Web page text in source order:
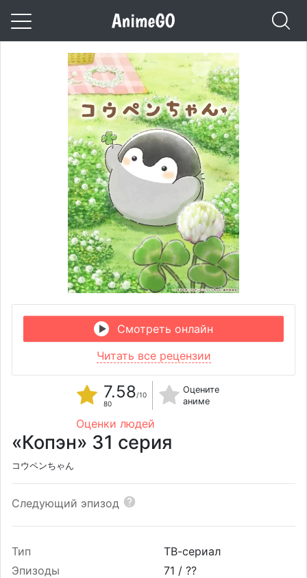
Смотреть онлайн
Читать все рецензии
7.58/10
80
Оцените
аниме
Оценки людей
«Копэн» 31 серия
コウペンちゃん
Следующий эпизод
Тип
ТВ-сериал
Эпизоды
71 / ??